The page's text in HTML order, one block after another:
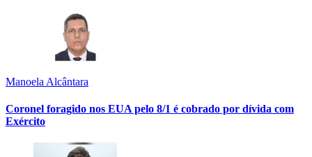
Manoela Alcântara
Coronel foragido nos EUA pelo 8/1 é cobrado por dívida com
Exército